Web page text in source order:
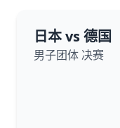
日本 vs 德国
男子团体 决赛